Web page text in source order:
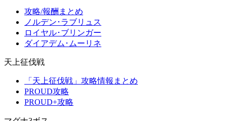
攻略/報酬まとめ
ノルデン･ラブリュス
ロイヤル･ブリンガー
ダイアデム･ムーリネ
天上征伐戦
「天上征伐戦」攻略情報まとめ
PROUD攻略
PROUD+攻略